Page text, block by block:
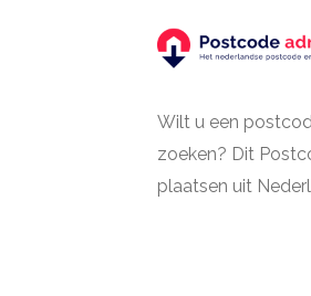
Wilt u een
zoeken? Dit
plaatsen uit